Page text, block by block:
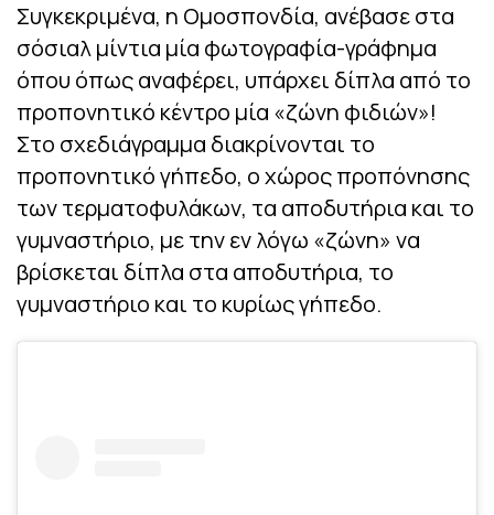
Συγκεκριμένα, η Ομοσπονδία, ανέβασε στα
σόσιαλ μίντια μία φωτογραφία-γράφημα
όπου όπως αναφέρει, υπάρχει δίπλα από το
προπονητικό κέντρο μία «ζώνη φιδιών»!
Στο σχεδιάγραμμα διακρίνονται το
προπονητικό γήπεδο, ο χώρος προπόνησης
των τερματοφυλάκων, τα αποδυτήρια και το
γυμναστήριο, με την εν λόγω «ζώνη» να
βρίσκεται δίπλα στα αποδυτήρια, το
γυμναστήριο και το κυρίως γήπεδο.